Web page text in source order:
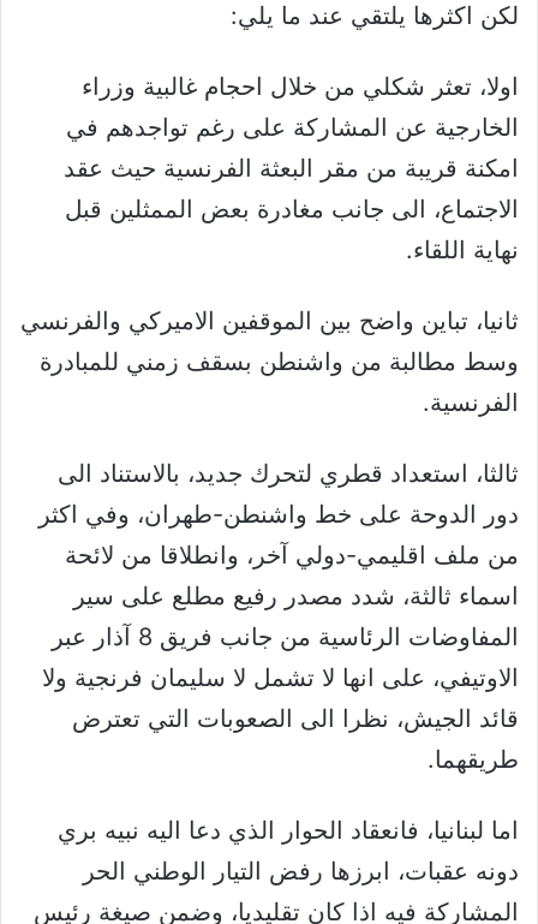
لكن اكثرها يلتقي عند ما يلي:
اولا، تعثر شكلي من خلال احجام غالبية وزراء
الخارجية عن المشاركة على رغم تواجدهم في
امكنة قريبة من مقر البعثة الفرنسية حيث عقد
الاجتماع، الى جانب مغادرة بعض الممثلين قبل
نهاية اللقاء.
ثانيا، تباين واضح بين الموقفين الاميركي والفرنسي
وسط مطالبة من واشنطن بسقف زمني للمبادرة
الفرنسية.
ثالثا، استعداد قطري لتحرك جديد، بالاستناد الى
دور الدوحة على خط واشنطن-طهران، وفي اكثر
من ملف اقليمي-دولي آخر، وانطلاقا من لائحة
اسماء ثالثة، شدد مصدر رفيع مطلع على سير
المفاوضات الرئاسية من جانب فريق 8 آذار عبر
الاوتيفي، على انها لا تشمل لا سليمان فرنجية ولا
قائد الجيش، نظرا الى الصعوبات التي تعترض
طريقهما.
اما لبنانيا، فانعقاد الحوار الذي دعا اليه نبيه بري
دونه عقبات، ابرزها رفض التيار الوطني الحر
المشاركة فيه اذا كان تقليديا، وضمن صيغة رئيس